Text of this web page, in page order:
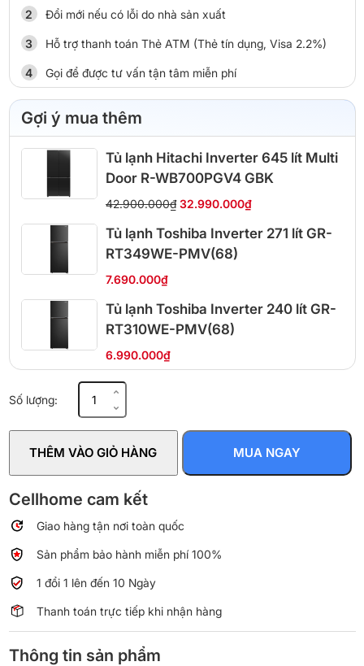
Đổi mới nếu có lỗi do nhà sản xuất
Hỗ trợ thanh toán Thẻ ATM (Thẻ tín dụng, Visa 2.2%)
Gọi để được tư vấn tận tâm miễn phí
Gợi ý mua thêm
Tủ lạnh Hitachi Inverter 645 lít Multi
Door R-WB700PGV4 GBK
42.900.000₫ 32.990.000₫
Tủ lạnh Toshiba Inverter 271 lít GR-
RT349WE-PMV(68)
7.690.000₫
Tủ lạnh Toshiba Inverter 240 lít GR-
RT310WE-PMV(68)
6.990.000₫
Số lượng:lạnh
655
lít
By
Side
số
lượng
THÊM VÀO GIỎ HÀNG MUA NGAY
Cellhome cam kết
Giao hàng tận nơi toàn quốc
Sản phẩm bảo hành miễn phí 100%
1 đổi 1 lên đến 10 Ngày
Thanh toán trực tiếp khi nhận hàng
Thông tin sản phẩm